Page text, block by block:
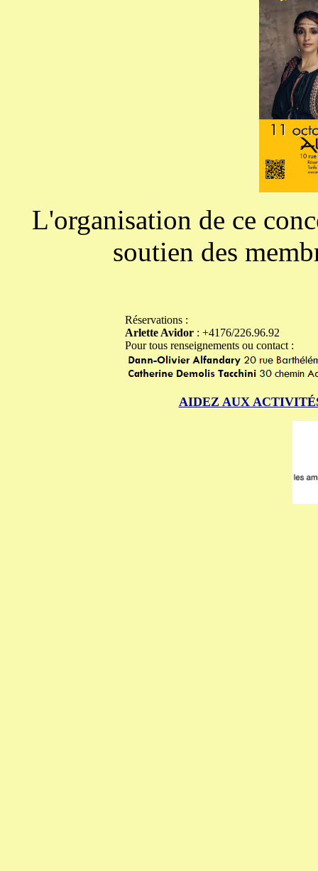
L'organisation de ce
soutien des
Réservations :
Arlette Avidor: +4176/226.96.92
Pour tous renseignements ou contact :
AIDEZ AUX